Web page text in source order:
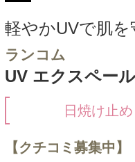
軽やかUVで肌を
ランコム
UV エクスペー
日焼け止
【クチコミ募集中】